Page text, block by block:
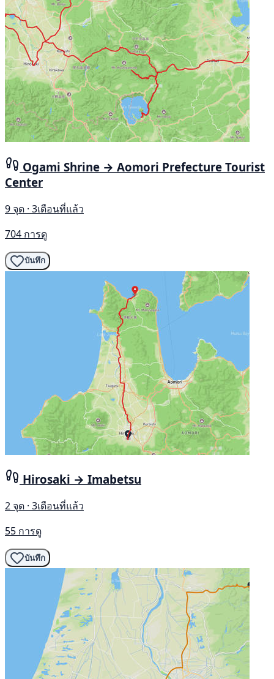
Ogami Shrine → Aomori Prefecture Tourist
Center
9 จุด · 3เดือนที่แล้ว
704 การดู
บันทึก
Hirosaki → Imabetsu
2 จุด · 3เดือนที่แล้ว
55 การดู
บันทึก